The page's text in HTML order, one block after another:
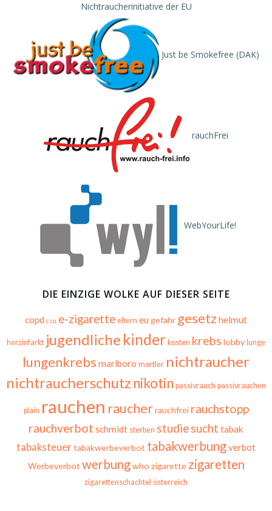
Nichtraucherinitiative der EU
Just be Smokefree (DAK)
rauchFrei
WebYourLife!
DIE EINZIGE WOLKE AUF DIESER SEITE
copd csu e-zigarette eltern eu gefahr gesetz helmut
herzinfarkt jugendliche kinder kosten krebs lobby lunge
lungenkrebs marlboro mortler nichtraucher
nichtraucherschutz nikotin passivrauch passivrauchen
plain rauchen raucher rauchfrei rauchstopp
rauchverbot schmidt sterben studiesucht tabak
tabaksteuer tabakwerbeverbot tabakwerbungverbot
Werbeverbot werbung who zigarette zigaretten
zigarettenschachtel österreich